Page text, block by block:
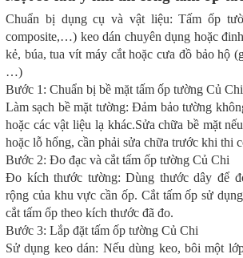
Chuẩn bị dụng cụ và vật liệu:Tấm ốp
composite,…) keo dán chuyên dụng hoặc
kẻ, búa, tua vít máy cắt hoặc cưa đồ bảo hộ
…)
Bước 1: Chuẩn bị bề mặt tấm ốp tường Củ Chi
Làm sạch bề mặt tường: Đảm bảo tường
hoặc các vật liệu lạ khác.Sửa chữa bề mặt
hoặc lỗ hổng, cần phải sửa chữa trước khi thi
Bước 2: Đo đạc và cắt tấm ốp tường Củ Chi
Đo kích thước tường: Dùng thước dây để
rộng của khu vực cần ốp. Cắt tấm ốp sử
cắt tấm ốp theo kích thước đã đo.
Bước 3: Lắp đặt tấm ốp tường Củ Chi
Sử dụng keo dán: Nếu dùng keo, bôi một